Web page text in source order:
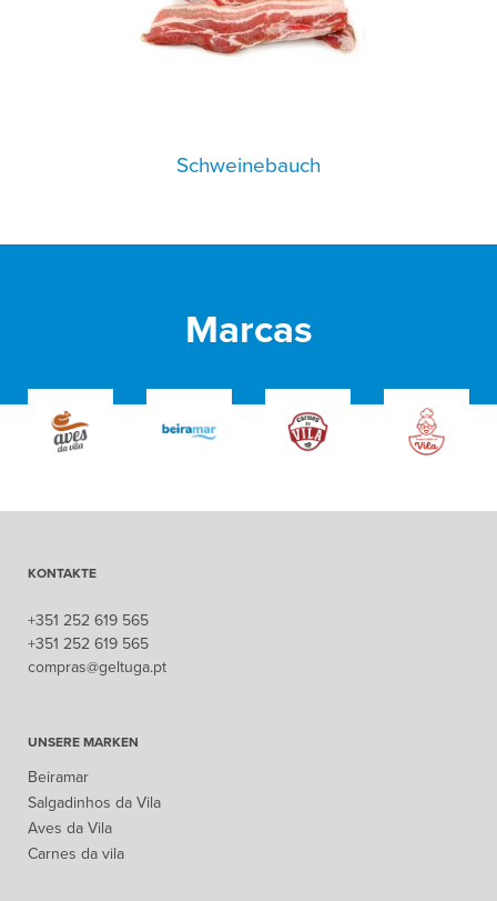
Schweinebauch
Marcas
KONTAKTE
+351 252 619 565
+351 252 619 565
compras@geltuga.pt
UNSERE MARKEN
Beiramar
Salgadinhos da Vila
Aves da Vila
Carnes da vila